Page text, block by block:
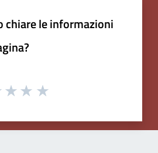
chiare le informazioni